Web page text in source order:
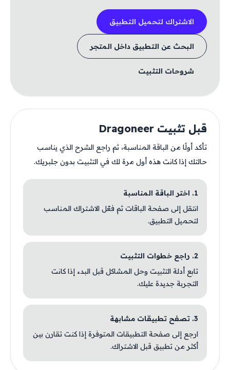
الاشتراك لتحميل التطبيق
البحث عن التطبيق داخل المتجر
شروحات التثبيت
قبل تثبيت Dragoneer
تأكد أولًا من الباقة المناسبة، ثم راجع الشرح الذي يناسب
حالتك إذا كانت هذه أول مرة لك في التثبيت بدون جلبريك.
1. اختر الباقة المناسبة
انتقل إلى صفحة الباقات ثم فعّل الاشتراك المناسب
لتحميل التطبيق.
2. راجع خطوات التثبيت
تابع أدلة التثبيت وحل المشاكل قبل البدء إذا كانت
التجربة جديدة عليك.
3. تصفح تطبيقات مشابهة
ارجع إلى صفحة التطبيقات المتوفرة إذا كنت تقارن بين
أكثر من تطبيق قبل الاشتراك.